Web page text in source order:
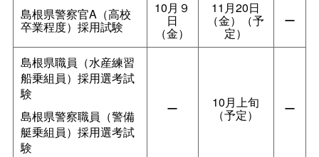
島根県警察官A（高校
卒業程度）採用試験
10月９
日
（金）
11月20日
（金）（予
定）
ー
島根県職員（水産練習
船乗組員）採用選考試
験
島根県警察職員（警備
艇乗組員）採用選考試
験
ー 10月上旬
（予定） ー